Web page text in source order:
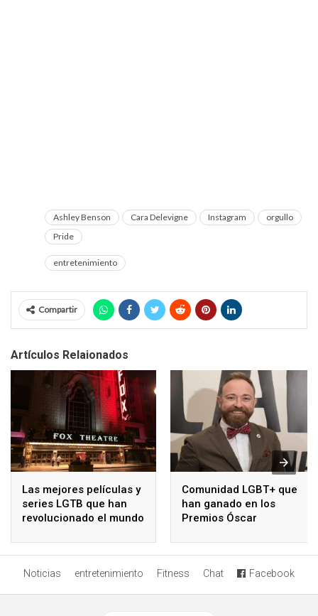
Ashley Benson Cara Delevigne Instagram
orgullo
Pride
entretenimiento
Compartir
Artículos Relaionados
Las mejores películas y
series LGTB que han
revolucionado el mundo
Comunidad LGBT+ que
han ganado en los
Premios Óscar
Noticias entretenimiento Fitness Chat Facebook